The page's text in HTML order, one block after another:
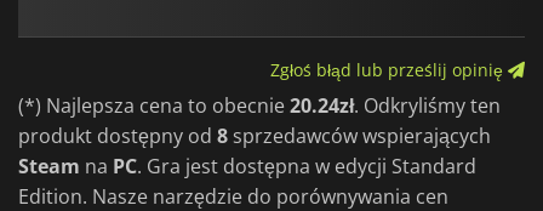
Zgłoś błąd lub prześlij opinię
(*) Najlepsza cena to obecnie20.24zł. Odkryliśmy ten
produkt dostępny od 8 sprzedawców wspierających
Steam na PC. Gra jest dostępna w edycji Standard
Edition. Nasze narzędzie do porównywania cen